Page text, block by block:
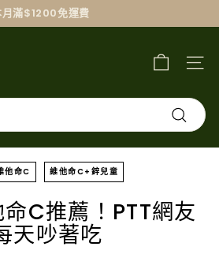
滿$1200免運費
搜
尋
他命C 維他命C+鋅兒童
C推薦！PTT網友
天吵著吃